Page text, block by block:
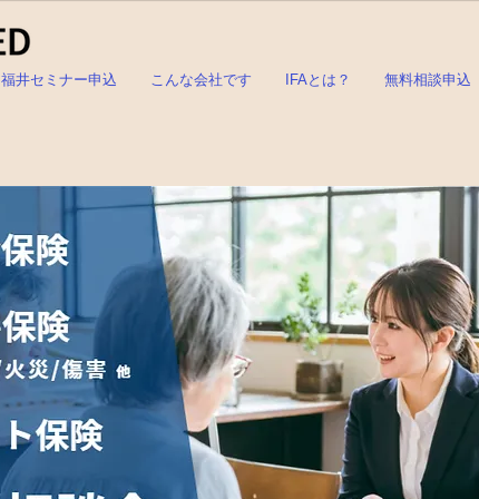
福井セミナー申込 こんな会社です IFAとは？ 無料相談申込